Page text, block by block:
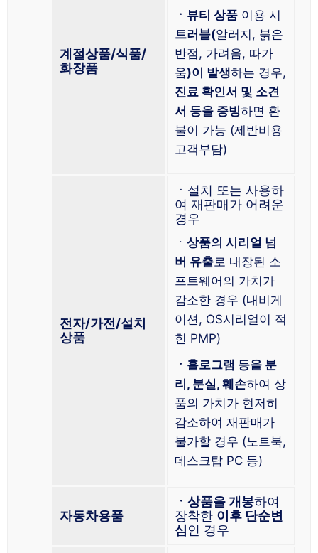
계절상품/식품/
화장품
ㆍ뷰티 상품 이용 시
트러블(알러지, 붉은
반점, 가려움, 따가
움)이 발생하는 경우,
진료 확인서 및 소견
서 등을 증빙하면 환
불이 가능 (제반비용
고객부담)
전자/가전/설치
상품
ㆍ설치 또는 사용하
여 재판매가 어려운
경우
ㆍ 상품의 시리얼 넘
버 유출로 내장된 소
프트웨어의 가치가
감소한 경우 (내비게
이션, OS시리얼이 적
힌 PMP)
ㆍ홀로그램 등을 분
리, 분실, 훼손하여 상
품의 가치가 현저히
감소하여 재판매가
불가할 경우 (노트북,
데스크탑 PC 등)
자동차용품
ㆍ상품을 개봉하여
장착한 이후 단순변
심인 경우